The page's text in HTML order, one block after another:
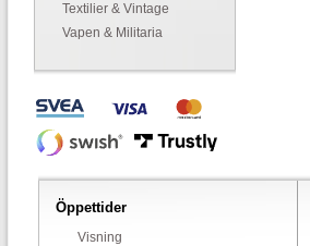
Textilier & Vintage
Vapen & Militaria
Öppettider
Visning